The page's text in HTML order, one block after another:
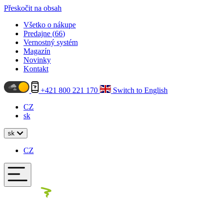
Přeskočit na obsah
Všetko o nákupe
Predajne (66)
Vernostný systém
Magazín
Novinky
Kontakt
+421 800 221 170
Switch to English
CZ
sk
sk
CZ